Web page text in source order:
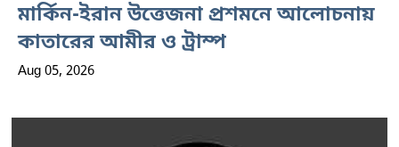
মার্কিন-ইরান উত্তেজনা প্রশমনে আলোচনায়
কাতারের আমীর ও ট্রাম্প
Aug 05, 2026